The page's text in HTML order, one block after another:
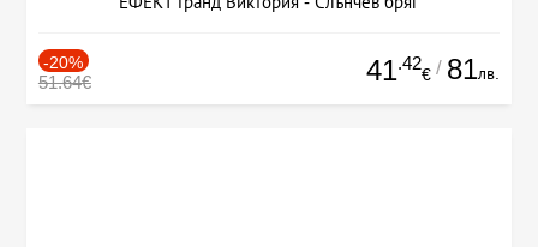
-20%
51.64€ 41.42
€ / 81лв.